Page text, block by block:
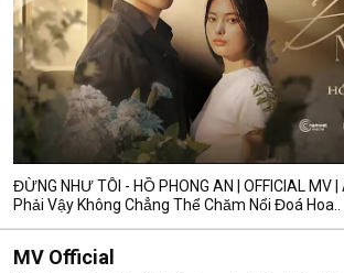
ĐỪNG NHƯ TÔI - HỒ PHONG AN | OFFICIAL MV
Phải Vậy Không Chẳng Thể Chăm Nổi Đoá Hoa..
MV Official